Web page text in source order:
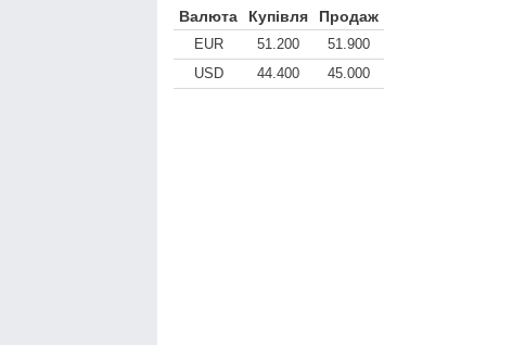
Валюта Купівля Продаж
EUR 51.200
51.900
USD
44.400 45.000